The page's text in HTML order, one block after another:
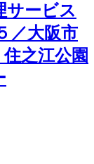
サービス
／大阪市
之江公園